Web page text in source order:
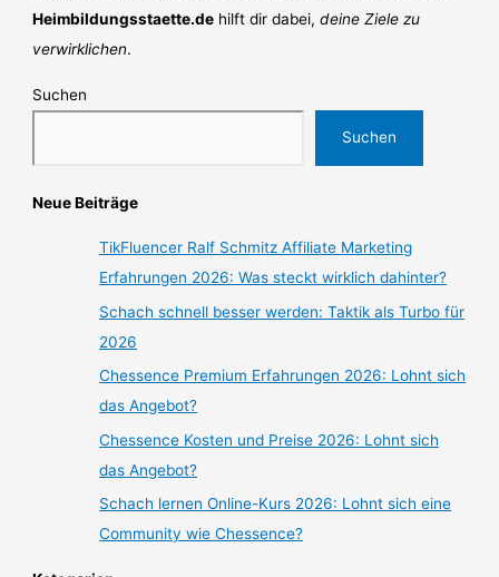
Heimbildungsstaette.de hilft dir dabei,deine Ziele zu
verwirklichen.
Suchen
Suchen
Neue Beiträge
TikFluencer Ralf Schmitz Affiliate Marketing
Erfahrungen 2026: Was steckt wirklich dahinter?
Schach schnell besser werden: Taktik als Turbo für
2026
Chessence Premium Erfahrungen 2026: Lohnt sich
das Angebot?
Chessence Kosten und Preise 2026: Lohnt sich
das Angebot?
Schach lernen Online-Kurs 2026: Lohnt sich eine
Community wie Chessence?